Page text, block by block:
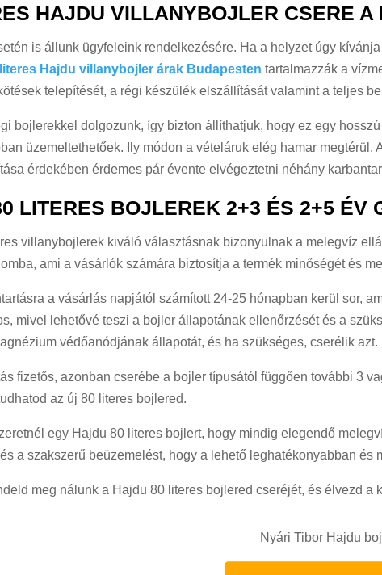
HAJDU VILLANYBOJLER CSERE A
is állunk ügyfeleink rendelkezésére. Ha a helyzet úgy
Hajdu villanybojler árak Budapesten tartalmazzák a
telepítését, a régi készülék elszállítását valamint a teljes
bojlerekkel dolgozunk, így bizton állíthatjuk, hogy ez egy
üzemeltethetőek. Ily módon a vételáruk elég hamar megtérül.
érdekében érdemes pár évente elvégeztetni néhány
LITERES BOJLEREK 2+3 ÉS 2+5 ÉV
villanybojlerek kiváló választásnak bizonyulnak a melegvíz
ami a vásárlók számára biztosítja a termék minőségét és
a vásárlás napjától számított 24-25 hónapban kerül sor,
mivel lehetővé teszi a bojler állapotának ellenőrzését és a
védőanódjának állapotát, és ha szükséges, cserélik azt.
fizetős, azonban cserébe a bojler típusától függően további 3
az új 80 literes bojlered.
egy Hajdu 80 literes bojlert, hogy mindig elegendő
a szakszerű beüzemelést, hogy a lehető leghatékonyabban
meg nálunk a Hajdu 80 literes bojlered cseréjét, és élvezd
Nyári Tibor Hajdu